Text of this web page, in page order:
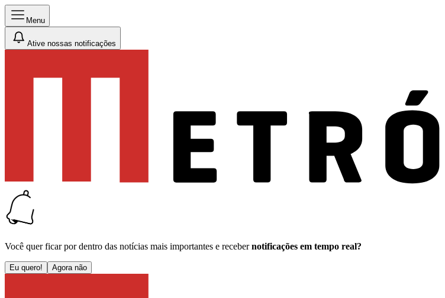
Menu
Ative nossas notificações
Você quer ficar por dentro das notícias mais importantes e receber notificações em tempo real?
Eu quero! Agora não